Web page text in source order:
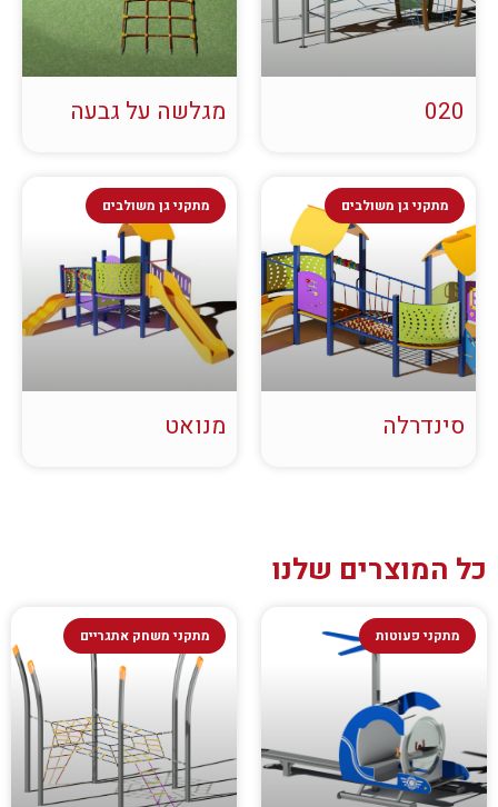
020 מגלשה על גבעה
מתקני גן משולבים
סינדרלה
מתקני גן משולבים
מנואט
כל המוצרים שלנו
מתקני פעוטות מתקני משחק אתגריים